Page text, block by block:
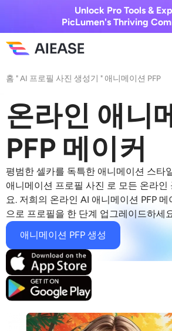
Unlock Pro Tools &
PicLumen's Thriving
홈
AI 비디오
텍스트를 비디오로
이미지를 비디오로
비디오 효과
AI 키스 생성기
AI 포옹 생성기
비디오 효과
AI 이미지
이미지 변환
지원되는 AI 모델
Seedream 5.0 프로
AI 도구
사진 인핸서
개체 제거기
가격
홈 "AI 프로필 사진 생성기 " 애니메이션 PFP
온라인 애니
PFP 메이커
평범한 셀카를 독특한 애니메이션 스타
애니메이션 프로필 사진 로 모든 온라인
요. 저희의 온라인 AI 애니메이션 PFP 메
으로 프로필을 한 단계 업그레이드하세
애니메이션 PFP 생성